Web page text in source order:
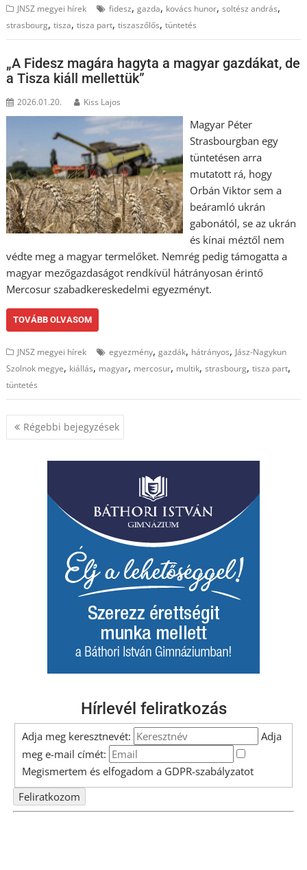
JNSZ megyei hírek fidesz,gazda, kovács hunor,soltész andrás,
strasbourg,tisza,tisza part,tiszaszőlős,tüntetés
„A Fidesz magára hagyta a magyar gazdákat, de
a Tisza kiáll mellettük”
2026.01.20. Kiss Lajos
Magyar Péter
Strasbourgban egy
tüntetésen arra
mutatott rá, hogy
Orbán Viktor sem a
beáramló ukrán
gabonától, se az ukrán
és kínai méztől nem
védte meg a magyar termelőket. Nemrég pedig támogatta a
magyar mezőgazdaságot rendkívül hátrányosan érintő
Mercosur szabadkereskedelmi egyezményt.
TOVÁBB OLVASOM
JNSZ megyei hírek egyezmény,gazdák, hátrányos, Jász-Nagykun
Szolnok megye, kiállás, magyar, mercosur, multik,strasbourg,tisza part,
tüntetés
Bejegyzés
navigáció
Régebbi bejegyzések
Hírlevél feliratkozás
Adja meg keresztnevét:
Adja
meg e-mail címét:
Megismertem és elfogadom a GDPR-szabályzatot